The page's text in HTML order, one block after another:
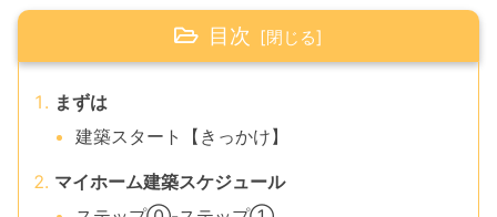
目次
まずは
建築スタート【きっかけ】
マイホーム建築スケジュール